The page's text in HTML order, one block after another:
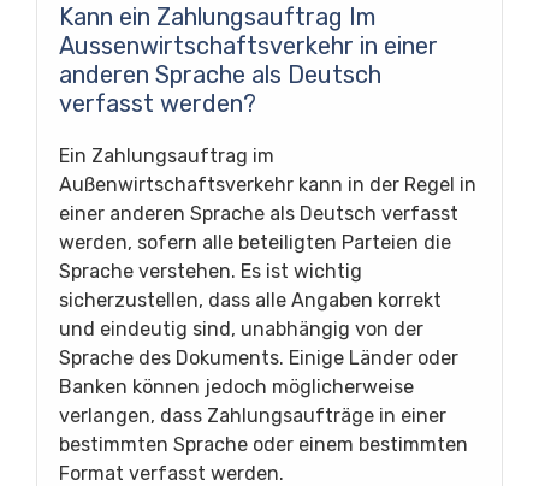
Kann ein Zahlungsauftrag Im
Aussenwirtschaftsverkehr in einer
anderen Sprache als Deutsch
verfasst werden?
Ein Zahlungsauftrag im
Außenwirtschaftsverkehr kann in der Regel in
einer anderen Sprache als Deutsch verfasst
werden, sofern alle beteiligten Parteien die
Sprache verstehen. Es ist wichtig
sicherzustellen, dass alle Angaben korrekt
und eindeutig sind, unabhängig von der
Sprache des Dokuments. Einige Länder oder
Banken können jedoch möglicherweise
verlangen, dass Zahlungsaufträge in einer
bestimmten Sprache oder einem bestimmten
Format verfasst werden.